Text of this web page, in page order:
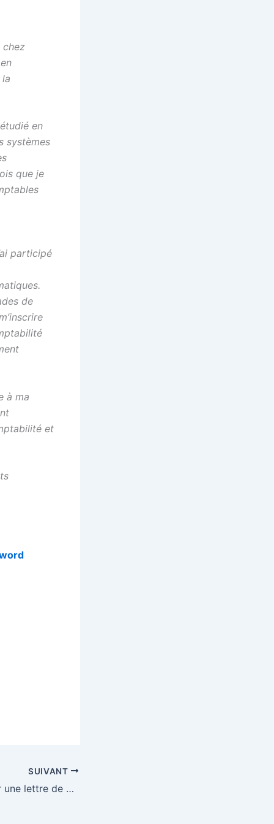
chez
en
systèmes
que je
participé
de
à ma
et
SUIVANT
Quelle forme pour une lettre de motivation ?